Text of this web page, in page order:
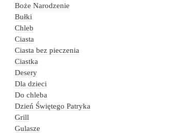
Boże Narodzenie
Bułki
Chleb
Ciasta
Ciasta bez pieczenia
Ciastka
Desery
Dla dzieci
Do chleba
Dzień Świętego Patryka
Grill
Gulasze